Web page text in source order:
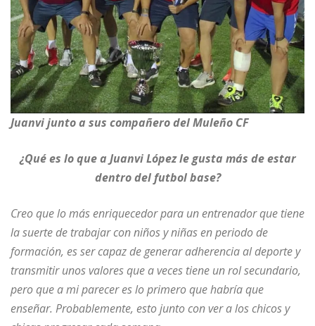
Juanvi junto a sus compañero del Muleño CF
¿Qué es lo que a Juanvi López le gusta más de estar
dentro del futbol base?
Creo que lo más enriquecedor para un entrenador que tiene
la suerte de trabajar con niños y niñas en periodo de
formación, es ser capaz de generar adherencia al deporte y
transmitir unos valores que a veces tiene un rol secundario,
pero que a mi parecer es lo primero que habría que
enseñar. Probablemente, esto junto con ver a los chicos y